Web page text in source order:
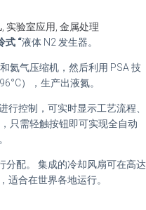
实验室应用, 金属处理
式 “液体 N2 发生器。
氦气压缩机，然后利用 PSA 技
），生产出液氮。
行控制，可实时显示工艺流程、
只需轻触按钮即可实现全自动
分配。 集成的冷却风扇可在高达
适合在世界各地运行。